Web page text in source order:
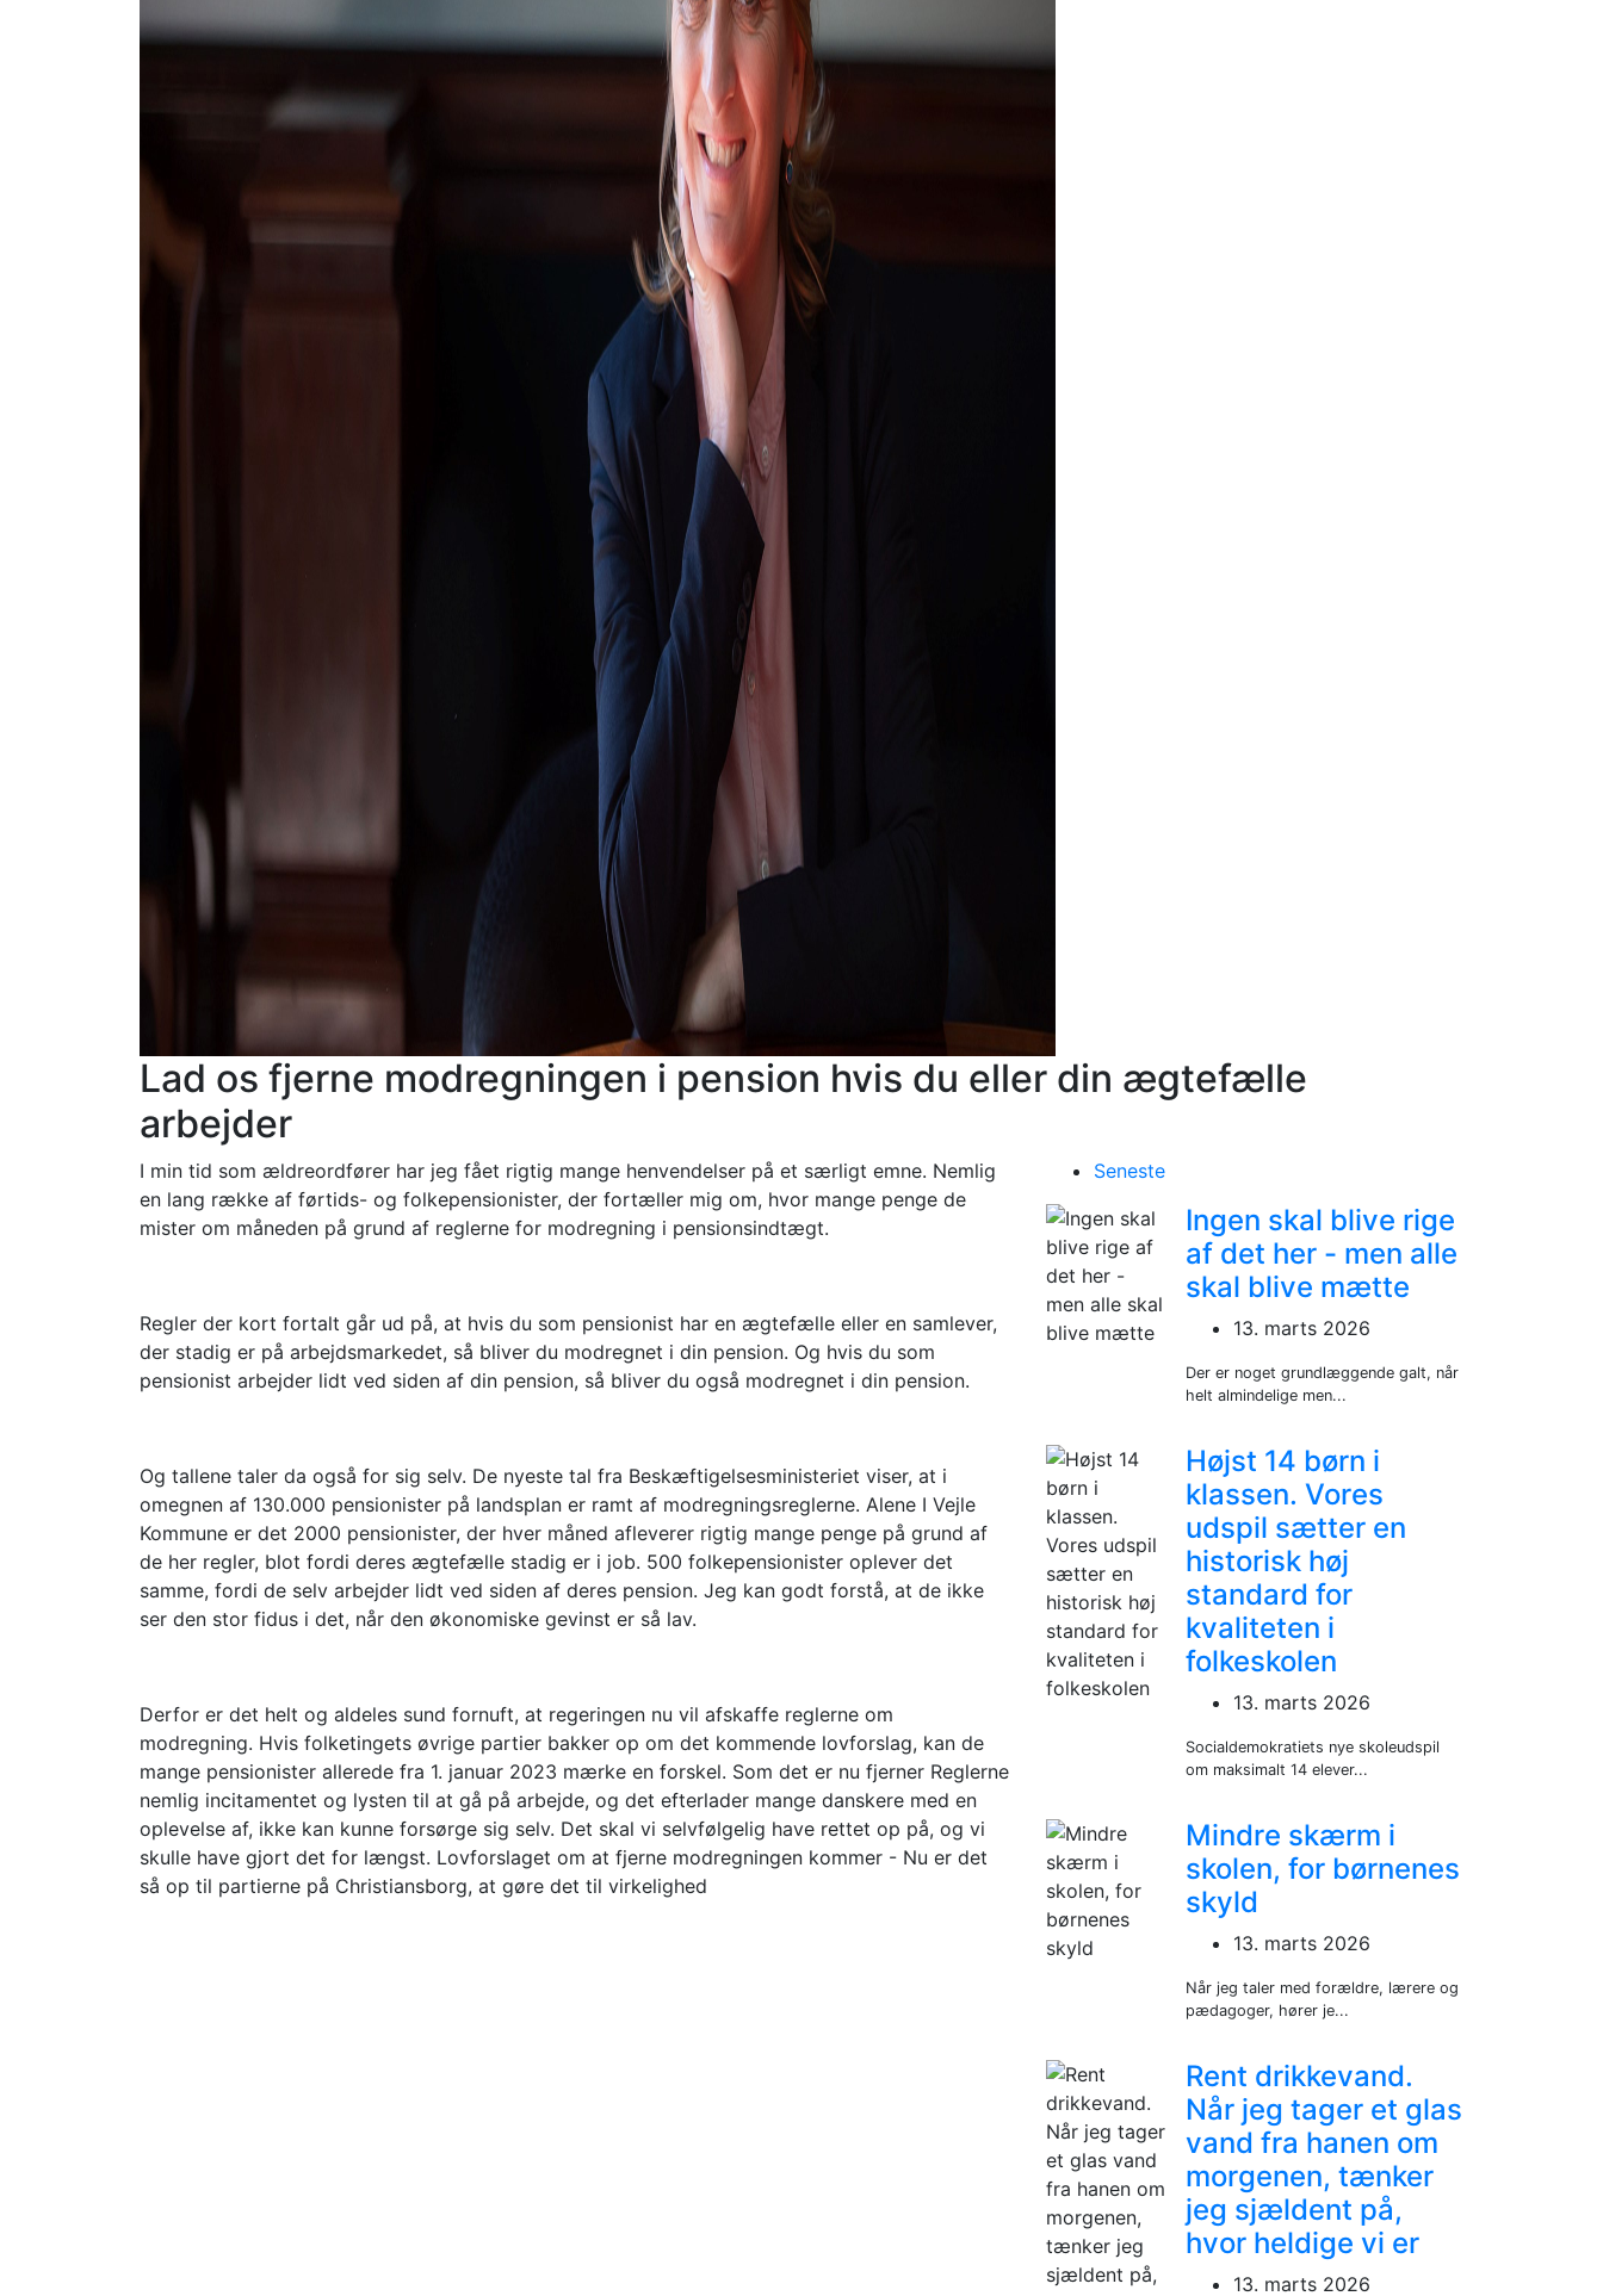
Lad os fjerne modregningen i pension hvis du eller din ægtefælle
arbejder
I min tid som ældreordfører har jeg fået rigtig mange henvendelser på et særligt emne. Nemlig
en lang række af førtids- og folkepensionister, der fortæller mig om, hvor mange penge de
mister om måneden på grund af reglerne for modregning i pensionsindtægt.
Regler der kort fortalt går ud på, at hvis du som pensionist har en ægtefælle eller en samlever,
der stadig er på arbejdsmarkedet, så bliver du modregnet i din pension. Og hvis du som
pensionist arbejder lidt ved siden af din pension, så bliver du også modregnet i din pension.
Og tallene taler da også for sig selv. De nyeste tal fra Beskæftigelsesministeriet viser, at i
omegnen af 130.000 pensionister på landsplan er ramt af modregningsreglerne. Alene I Vejle
Kommune er det 2000 pensionister, der hver måned afleverer rigtig mange penge på grund af
de her regler, blot fordi deres ægtefælle stadig er i job. 500 folkepensionister oplever det
samme, fordi de selv arbejder lidt ved siden af deres pension. Jeg kan godt forstå, at de ikke
ser den stor fidus i det, når den økonomiske gevinst er så lav.
Derfor er det helt og aldeles sund fornuft, at regeringen nu vil afskaffe reglerne om
modregning. Hvis folketingets øvrige partier bakker op om det kommende lovforslag, kan de
mange pensionister allerede fra 1. januar 2023 mærke en forskel. Som det er nu fjerner Reglerne
nemlig incitamentet og lysten til at gå på arbejde, og det efterlader mange danskere med en
oplevelse af, ikke kan kunne forsørge sig selv. Det skal vi selvfølgelig have rettet op på, og vi
skulle have gjort det for længst. Lovforslaget om at fjerne modregningen kommer - Nu er det
så op til partierne på Christiansborg, at gøre det til virkelighed
Seneste
Ingen skal blive rige
af det her - men alle
skal blive mætte
13. marts 2026
Der er noget grundlæggende galt, når
helt almindelige men...
Højst 14 børn i
klassen. Vores
udspil sætter en
historisk høj
standard for
kvaliteten i
folkeskolen
13. marts 2026
Socialdemokratiets nye skoleudspil
om maksimalt 14 elever...
Mindre skærm i
skolen, for børnenes
skyld
13. marts 2026
Når jeg taler med forældre, lærere og
pædagoger, hører je...
Rent drikkevand.
Når jeg tager et glas
vand fra hanen om
morgenen, tænker
jeg sjældent på,
hvor heldige vi er
13. marts 2026